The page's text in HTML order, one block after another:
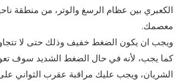
الكعبري بين عظام الرسغ والوتر، من منطقة
معصمك.
ويجب ان يكون الضغط خفيف وذلك حتى لا
كما يجب، لأنه في حال الضغط الشديد سوف
الشريان، ويجب عليك مراقبة عقرب الثواني